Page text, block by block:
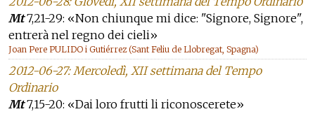
Mt7,21-29: «Non chiunque mi dice: "Signore, Signore",
entrerà nel regno dei cieli»
Joan Pere PULIDO i Gutiérrez (Sant Feliu de Llobregat, Spagna)
2012-06-27: Mercoledì, XII settimana del Tempo
Ordinario
Mt7,15-20: «Dai loro frutti li riconoscerete»